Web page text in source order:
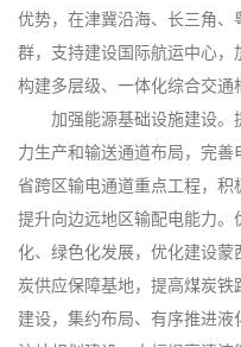
优势，在津冀沿海、长三角
群，支持建设国际航运中心，
构建多层级、一体化综合交通
加强能源基础设施建设。
力生产和输送通道布局，完
省跨区输电通道重点工程，积
提升向边远地区输配电能力
化、绿色化发展，优化建设
炭供应保障基地，提高煤炭
建设，集约布局、有序推进